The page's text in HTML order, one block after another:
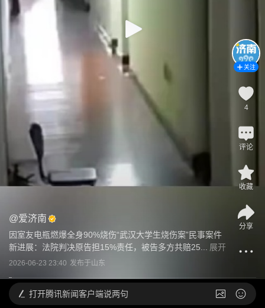
@爱济南
因室友电瓶燃爆全身90%烧伤“武汉大学生烧伤案”民事案件
新进展：法院判决原告担15%责任，被告多方共赔25...
展开
2026-06-23 23:40 发布于山东
关注
4
评论
收藏
分享
打开腾讯新闻客户端说两句